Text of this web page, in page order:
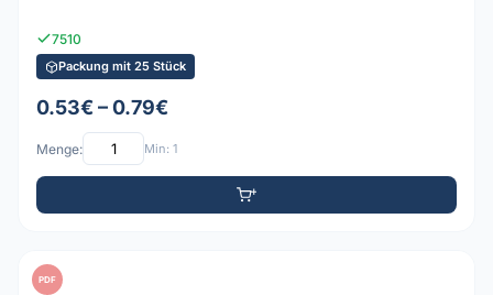
7510
Packung mit 25 Stück
0.53€ – 0.79€
Menge: Min: 1
PDF